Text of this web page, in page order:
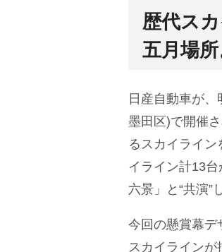
歴代ス
五月場
日産自動車が
墨田区)で開催
るスカイライ
イライン計13
六景」と“共演”
今回の懸賞幕デ
スカイラインが